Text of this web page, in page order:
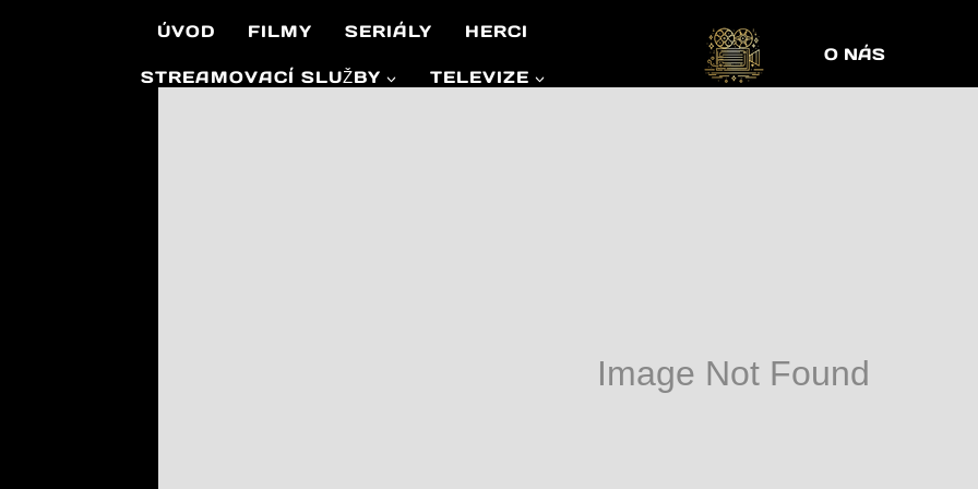
ÚVOD FILMY SERIÁLY HERCI
STREAMOVACÍ SLUŽBY TELEVIZE
O NÁS